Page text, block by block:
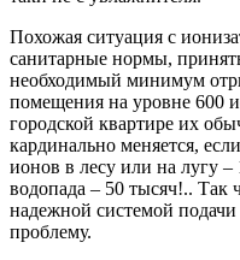
Похожая ситуация с
санитарные нормы,
необходимый минимум
помещения на уровне 600
городской квартире их
кардинально меняется,
ионов в лесу или на лугу –
водопада – 50 тысяч!.. Так
надежной системой
проблему.